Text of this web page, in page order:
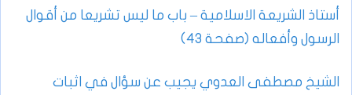
أستاذ الشريعة الاسلامية – باب ما ليس تشريعا من أقوال
الرسول وأفعاله (صفحة 43)
الشيخ مصطفى العدوي يجيب عن سؤال في اثبات